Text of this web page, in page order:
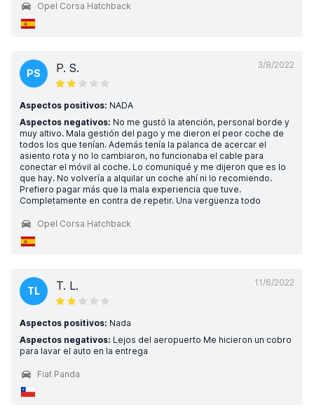
Opel Corsa Hatchback
3/8/2022
PS P. S.
Aspectos positivos: NADA
Aspectos negativos: No me gustó la atención, personal borde y
muy altivo. Mala gestión del pago y me dieron el peor coche de
todos los que tenían. Además tenía la palanca de acercar el
asiento rota y no lo cambiaron, no funcionaba el cable para
conectar el móvil al coche. Lo comuniqué y me dijeron que es lo
que hay. No volvería a alquilar un coche ahí ni lo recomiendo.
Prefiero pagar más que la mala experiencia que tuve.
Completamente en contra de repetir. Una vergüenza todo
Opel Corsa Hatchback
11/6/2022
TL T. L.
Aspectos positivos: Nada
Aspectos negativos: Lejos del aeropuerto Me hicieron un cobro
para lavar el auto en la entrega
Fiat Panda